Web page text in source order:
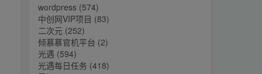
wordpress (574)
中创网VIP项目 (83)
二次元 (252)
倾慕慕官机平台 (2)
光遇 (594)
光遇每日任务 (418)